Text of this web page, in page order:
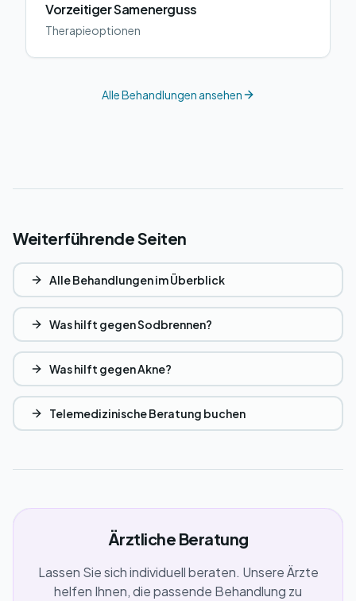
Vorzeitiger Samenerguss
Therapieoptionen
Alle Behandlungen ansehen
Weiterführende Seiten
Alle Behandlungen im Überblick
Was hilft gegen Sodbrennen?
Was hilft gegen Akne?
Telemedizinische Beratung buchen
Ärztliche Beratung
Lassen Sie sich individuell beraten. Unsere Ärzte
helfen Ihnen, die passende Behandlung zu